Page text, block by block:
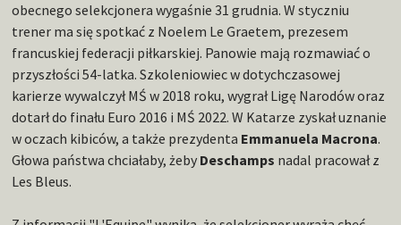
obecnego selekcjonera wygaśnie 31 grudnia. W styczniu
trener ma się spotkać z Noelem Le Graetem, prezesem
francuskiej federacji piłkarskiej. Panowie mają rozmawiać o
przyszłości 54-latka. Szkoleniowiec w dotychczasowej
karierze wywalczył MŚ w 2018 roku, wygrał Ligę Narodów oraz
dotarł do finału Euro 2016 i MŚ 2022. W Katarze zyskał uznanie
w oczach kibiców, a także prezydenta Emmanuela Macrona.
Głowa państwa chciałaby, żeby Deschamps nadal pracował z
Les Bleus.